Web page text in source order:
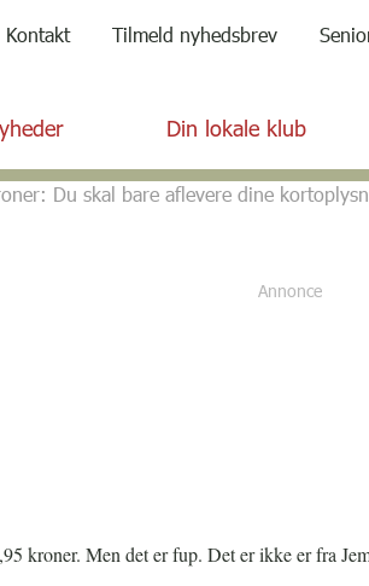
Kontakt Tilmeld nyhedsbrev
Din lokale klub
Du skal bare aflevere dine
kroner. Men det er fup. Det er ikke er fra